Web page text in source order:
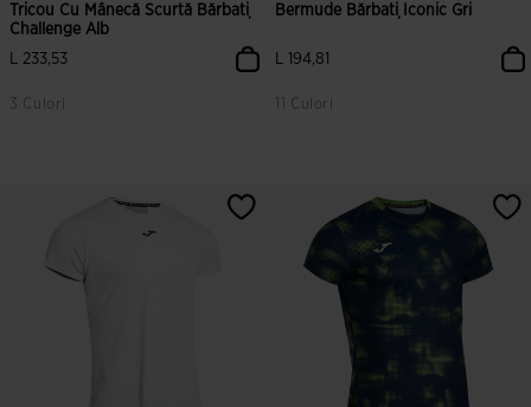
Tricou Cu Mânecă Scurtă Bărbați
Challenge Alb
L 233,53
3 Culori
5 din 5 evaluări ale clienților
Bermude Bărbați Iconic Gri
L 194,81
11 Culori
5 din 5 evaluări ale clienților